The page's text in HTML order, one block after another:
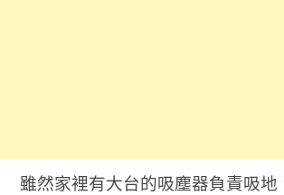
雖然家裡有大台的吸塵器負責吸地